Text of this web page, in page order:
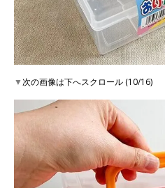
▼次の画像は下へスクロール (10/16)